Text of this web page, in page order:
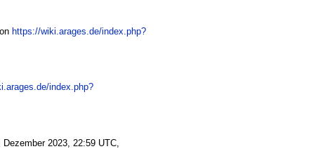
https://wiki.arages.de/index.php?
index.php?
Dezember 2023, 22:59 UTC,